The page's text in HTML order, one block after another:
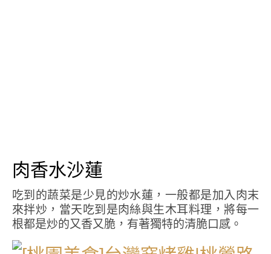
肉香水沙蓮
吃到的蔬菜是少見的炒水蓮，一般都是加入肉末
來拌炒，當天吃到是肉絲與生木耳料理，將每一
根都是炒的又香又脆，有著獨特的清脆口感。